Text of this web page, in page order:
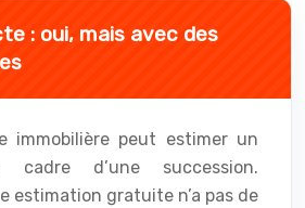
: oui, mais avec des
immobilière peut estimer un
d’une succession.
estimation gratuite n’a pas de